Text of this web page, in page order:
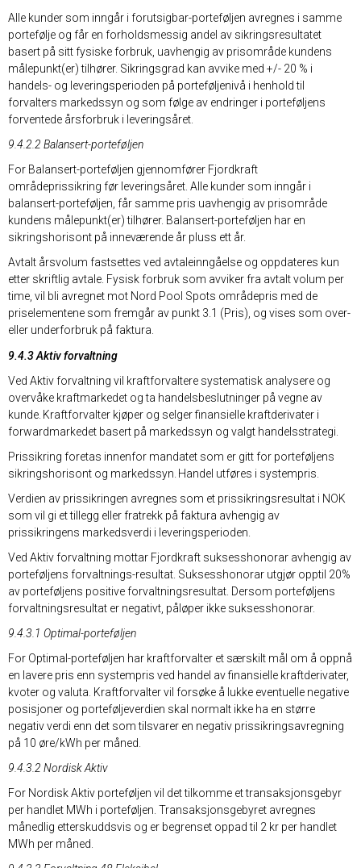
Alle kunder som inngår i forutsigbar-porteføljen avregnes i samme
portefølje og får en forholdsmessig andel av sikringsresultatet
basert på sitt fysiske forbruk, uavhengig av prisområde kundens
målepunkt(er) tilhører. Sikringsgrad kan avvike med +/- 20 % i
handels- og leveringsperioden på porteføljenivå i henhold til
forvalters markedssyn og som følge av endringer i porteføljens
forventede årsforbruk i leveringsåret.
9.4.2.2 Balansert-porteføljen
For Balansert-porteføljen gjennomfører Fjordkraft
områdeprissikring før leveringsåret. Alle kunder som inngår i
balansert-porteføljen, får samme pris uavhengig av prisområde
kundens målepunkt(er) tilhører. Balansert-porteføljen har en
sikringshorisont på inneværende år pluss ett år.
Avtalt årsvolum fastsettes ved avtaleinngåelse og oppdateres kun
etter skriftlig avtale. Fysisk forbruk som avviker fra avtalt volum per
time, vil bli avregnet mot Nord Pool Spots områdepris med de
priselementene som fremgår av punkt 3.1 (Pris), og vises som over-
eller underforbruk på faktura.
9.4.3 Aktiv forvaltning
Ved Aktiv forvaltning vil kraftforvaltere systematisk analysere og
overvåke kraftmarkedet og ta handelsbeslutninger på vegne av
kunde. Kraftforvalter kjøper og selger finansielle kraftderivater i
forwardmarkedet basert på markedssyn og valgt handelsstrategi.
Prissikring foretas innenfor mandatet som er gitt for porteføljens
sikringshorisont og markedssyn. Handel utføres i systempris.
Verdien av prissikringen avregnes som et prissikringsresultat i NOK
som vil gi et tillegg eller fratrekk på faktura avhengig av
prissikringens markedsverdi i leveringsperioden.
Ved Aktiv forvaltning mottar Fjordkraft suksesshonorar avhengig av
porteføljens forvaltnings-resultat. Suksesshonorar utgjør opptil 20%
av porteføljens positive forvaltningsresultat. Dersom porteføljens
forvaltningsresultat er negativt, påløper ikke suksesshonorar.
9.4.3.1 Optimal-porteføljen
For Optimal-porteføljen har kraftforvalter et særskilt mål om å oppnå
en lavere pris enn systempris ved handel av finansielle kraftderivater,
kvoter og valuta. Kraftforvalter vil forsøke å lukke eventuelle negative
posisjoner og porteføljeverdien skal normalt ikke ha en større
negativ verdi enn det som tilsvarer en negativ prissikringsavregning
på 10 øre/kWh per måned.
9.4.3.2 Nordisk Aktiv
For Nordisk Aktiv porteføljen vil det tilkomme et transaksjonsgebyr
per handlet MWh i porteføljen. Transaksjonsgebyret avregnes
månedlig etterskuddsvis og er begrenset oppad til 2 kr per handlet
MWh per måned.